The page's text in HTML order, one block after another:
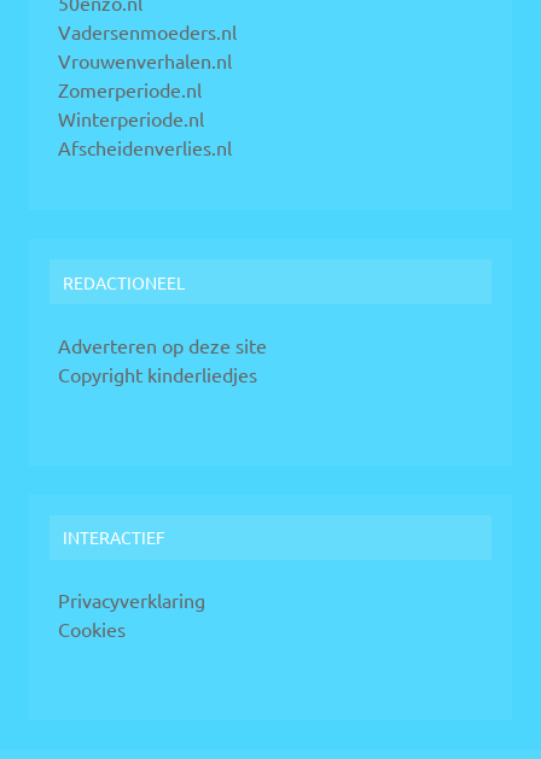
Vadersenmoeders.nl
Vrouwenverhalen.nl
Zomerperiode.nl
Winterperiode.nl
Afscheidenverlies.nl
REDACTIONEEL
Adverteren op deze site
Copyright kinderliedjes
INTERACTIEF
Privacyverklaring
Cookies